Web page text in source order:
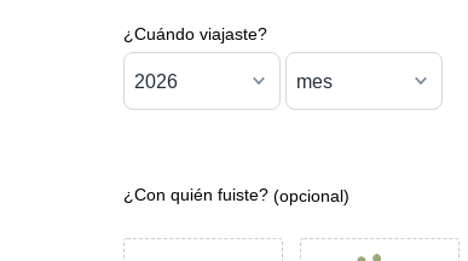
¿Cuándo viajaste?
¿Con quién fuiste? (opcional)